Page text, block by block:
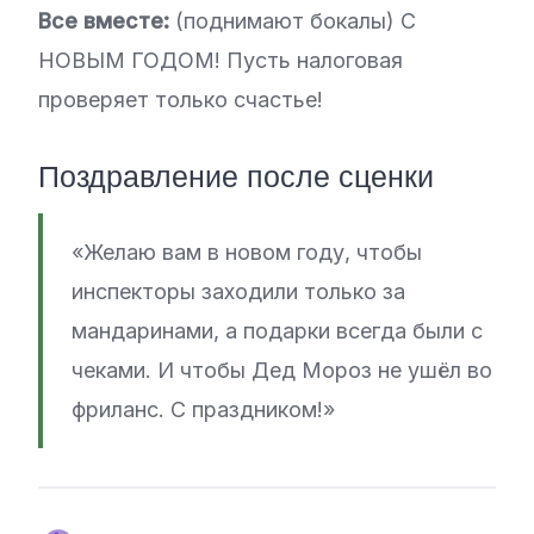
Все вместе: (поднимают бокалы) С
НОВЫМ ГОДОМ! Пусть налоговая
проверяет только счастье!
Поздравление после сценки
«Желаю вам в новом году, чтобы
инспекторы заходили только за
мандаринами, а подарки всегда были с
чеками. И чтобы Дед Мороз не ушёл во
фриланс. С праздником!»